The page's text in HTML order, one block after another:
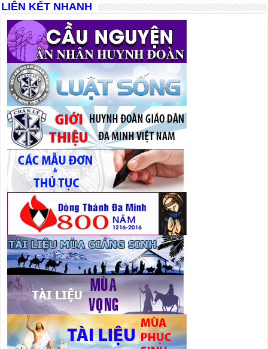
LIÊN KẾT NHANH